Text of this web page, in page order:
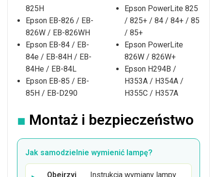
825H
Epson EB-826 / EB-
826W / EB-826WH
Epson EB-84 / EB-
84e / EB-84H / EB-
84He / EB-84L
Epson EB-85 / EB-
85H / EB-D290
Epson PowerLite 825
/ 825+ / 84 / 84+ / 85
/ 85+
Epson PowerLite
826W / 826W+
Epson H294B /
H353A / H354A /
H355C / H357A
■ Montaż i bezpieczeństwo
Jak samodzielnie wymienić lampę?
Obejrzyj Instrukcja wymiany lampy